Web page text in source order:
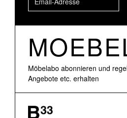
Möbelabo abonnieren und
Angebote etc. erhalten